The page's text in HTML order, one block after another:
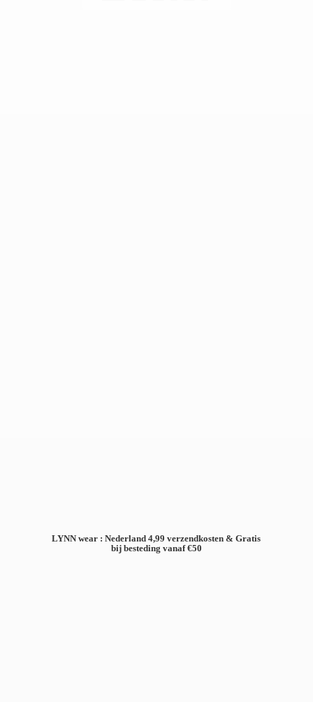
LYNN wear : Nederland 4,99 verzendkosten & Gratis
bij besteding vanaf €50